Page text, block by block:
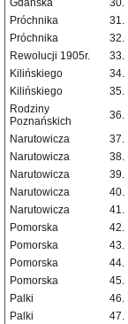
Gdańska
30.
Próchnika
31.
Próchnika
32.
Rewolucji 1905r.
33.
Kilińskiego
34.
Kilińskiego
35.
Rodziny
Poznańskich
36.
Narutowicza 37.
Narutowicza
38.
Narutowicza
39.
Narutowicza
40.
Narutowicza
41.
Pomorska
42.
Pomorska
43.
Pomorska
44.
Pomorska
45.
Palki
46.
Palki
47.